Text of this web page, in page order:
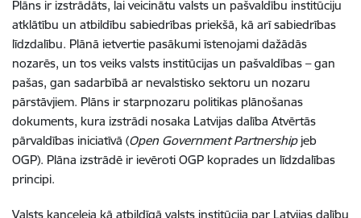
Plāns ir izstrādāts, lai veicinātu valsts un pašvaldību institūciju
atklātību un atbildību sabiedrības priekšā, kā arī sabiedrības
līdzdalību. Plānā ietvertie pasākumi īstenojami dažādās
nozarēs, un tos veiks valsts institūcijas un pašvaldības – gan
pašas, gan sadarbībā ar nevalstisko sektoru un nozaru
pārstāvjiem. Plāns ir starpnozaru politikas plānošanas
dokuments, kura izstrādi nosaka Latvijas dalība Atvērtās
pārvaldības iniciatīvā (Open Government Partnership jeb
OGP). Plāna izstrādē ir ievēroti OGP koprades un līdzdalības
principi.
Valsts kanceleja kā atbildīgā valsts institūcija par Latvijas dalību